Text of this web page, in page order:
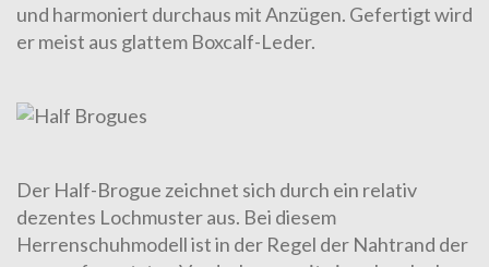
und harmoniert durchaus mit Anzügen. Gefertigt wird
er meist aus glattem Boxcalf-Leder.
Der Half-Brogue zeichnet sich durch ein relativ
dezentes Loch­muster aus. Bei diesem
Herrenschuhmodellist in der Regel der Naht­rand der